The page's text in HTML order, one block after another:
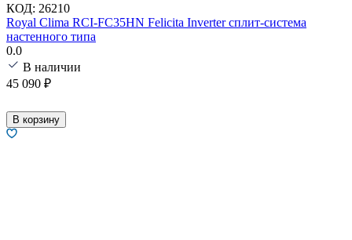
КОД: 26210
Royal Clima RCI-FC35HN Felicita Inverter сплит-система
настенного типа
0.0
В наличии
45 090 ₽
В корзину